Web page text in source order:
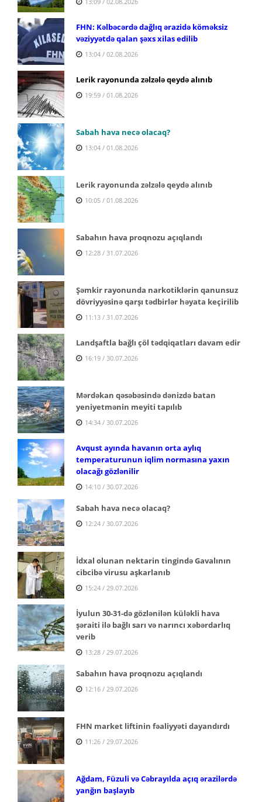
FHN: Kəlbəcərdə dağlıq ərazidə köməksiz
vəziyyətdə qalan şəxs xilas edilib
13:04 / 02.08.2026
Lerik rayonunda zəlzələ qeydə alınıb
19:59 / 01.08.2026
Sabah hava necə olacaq?
13:04 / 01.08.2026
Lerik rayonunda zəlzələ qeydə alınıb
10:05 / 01.08.2026
Sabahın hava proqnozu açıqlandı
12:28 / 31.07.2026
Şəmkir rayonunda narkotiklərin qanunsuz
dövriyyəsinə qarşı tədbirlər həyata keçirilib
11:13 / 31.07.2026
Landşaftla bağlı çöl tədqiqatları davam edir
16:19 / 30.07.2026
Mərdəkan qəsəbəsində dənizdə batan
yeniyetmənin meyiti tapılıb
14:34 / 30.07.2026
Avqust ayında havanın orta aylıq
temperaturunun iqlim normasına yaxın
olacağı gözlənilir
14:10 / 30.07.2026
Sabah hava necə olacaq?
12:24 / 30.07.2026
İdxal olunan nektarin tingində Gavalının
cibcibə virusu aşkarlanıb
15:24 / 29.07.2026
İyulun 30-31-də gözlənilən küləkli hava
şəraiti ilə bağlı sarı və narıncı xəbərdarlıq
verib
13:28 / 29.07.2026
Sabahın hava proqnozu açıqlandı
12:16 / 29.07.2026
FHN market liftinin fəaliyyəti dayandırdı
11:26 / 29.07.2026
Ağdam, Füzuli və Cəbrayılda açıq ərazilərdə
yanğın başlayıb